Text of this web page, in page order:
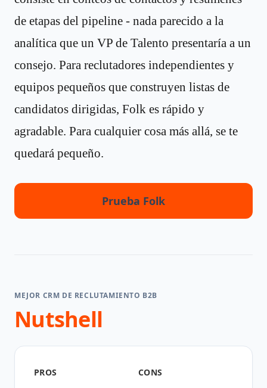
de etapas del pipeline - nada parecido a la
analítica que un VP de Talento presentaría a un
consejo. Para reclutadores independientes y
equipos pequeños que construyen listas de
candidatos dirigidas, Folk es rápido y
agradable. Para cualquier cosa más allá, se te
quedará pequeño.
Prueba Folk
MEJOR CRM DE RECLUTAMIENTO B2B
Nutshell
PROS
CONS